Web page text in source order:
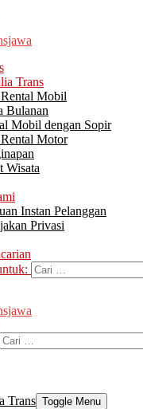
Trans
Mobil
Bulanan
Mobil dengan Sopir
Motor
Wisata
Instan Pelanggan
Privasi
Trans Toggle Menu